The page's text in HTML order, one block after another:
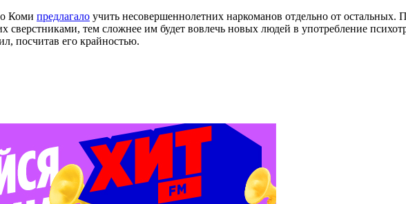
Коми предлагало учить несовершеннолетних наркоманов отдельно от остальных.
сверстниками, тем сложнее им будет вовлечь новых людей в употребление
посчитав его крайностью.